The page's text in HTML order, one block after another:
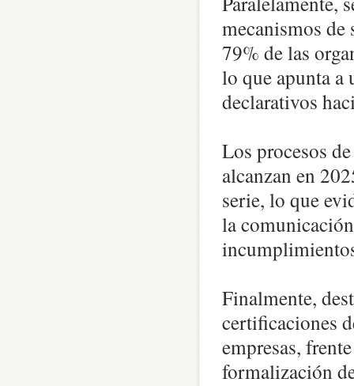
mecanismos
79% de las
lo que apunta a
declarativos
Los procesos
alcanzan en
serie, lo que
la
Finalmente,
certificaciones
empresas,
formalización